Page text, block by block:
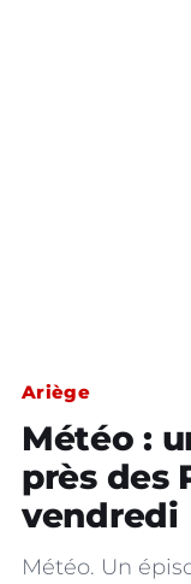
Ariège
Météo :
près des
vendredi
Météo. Un